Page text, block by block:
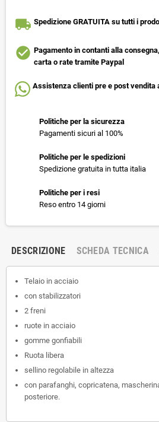
local_shipping Spedizione GRATUITA su tutti i
check_circle Pagamento in contanti alla
carta o rate tramite Paypal
Assistenza clienti pre e post vendita
Politiche per la sicurezza
Pagamenti sicuri al 100%
Politiche per le spedizioni
Spedizione gratuita in tutta italia
Politiche per i resi
Reso entro 14 giorni
DESCRIZIONE SCHEDA TECNICA
Telaio in acciaio
con stabilizzatori
2 freni
ruote in acciaio
gomme gonfiabili
Ruota libera
sellino regolabile in altezza
con parafanghi, copricatena,
posteriore.